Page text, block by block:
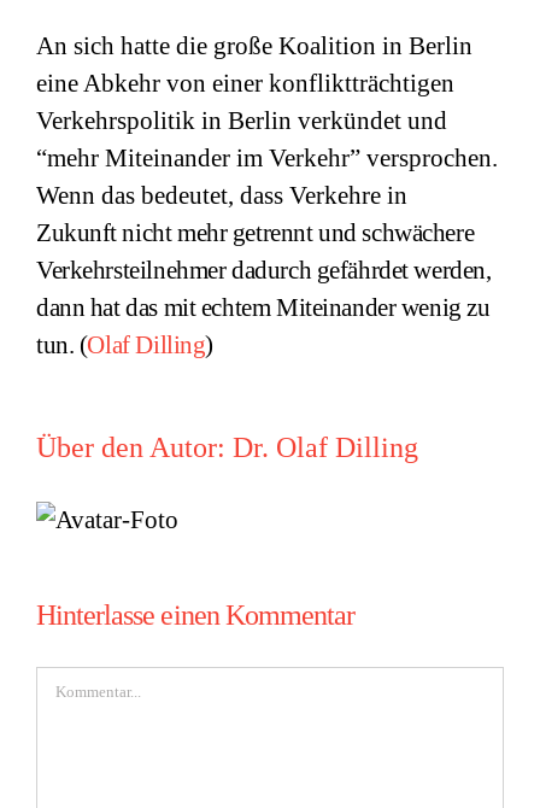
An sich hatte die große Koalition in Berlin
eine Abkehr von einer konfliktträchtigen
Verkehrspolitik in Berlin verkündet und
“mehr Miteinander im Verkehr” versprochen.
Wenn das bedeutet, dass Verkehre in
Zukunftnicht mehr getrennt und schwächere
Verkehrsteilnehmer dadurch gefährdet werden,
dann hat das mit echtem Miteinander wenig zu
tun. (Olaf Dilling)
Über den Autor: Dr. Olaf Dilling
Hinterlasse einen Kommentar
Kommentar